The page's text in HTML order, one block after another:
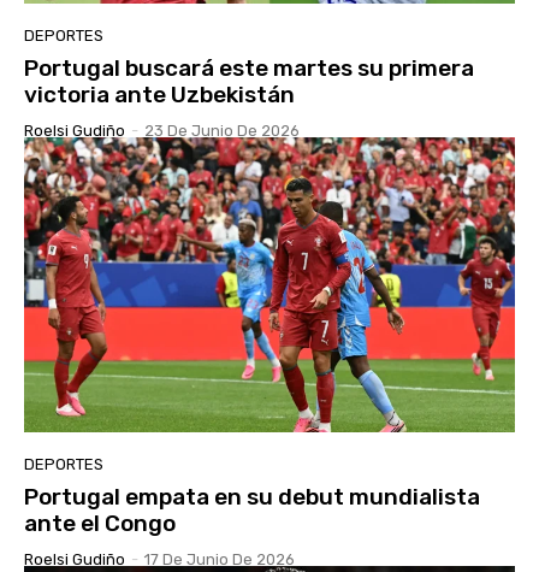
DEPORTES
Portugal buscará este martes su primera
victoria ante Uzbekistán
Roelsi Gudiño - 23 De Junio De 2026
DEPORTES
Portugal empata en su debut mundialista
ante el Congo
Roelsi Gudiño - 17 De Junio De 2026